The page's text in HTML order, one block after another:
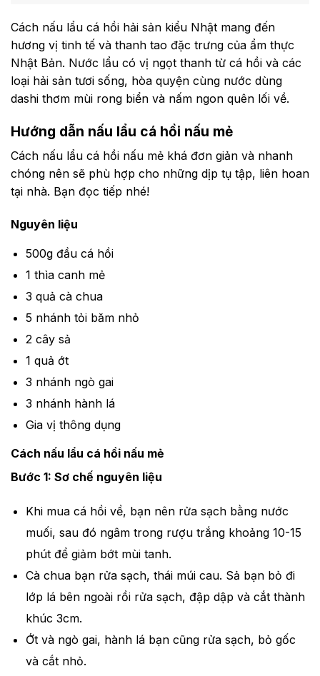
Cách nấu lẩu cá hồi hải sản kiểu Nhật mang đến
hương vị tinh tế và thanh tao đặc trưng của ẩm thực
Nhật Bản. Nước lẩu có vị ngọt thanh từ cá hồi và các
loại hải sản tươi sống, hòa quyện cùng nước dùng
dashi thơm mùi rong biển và nấm ngon quên lối về.
Hướng dẫn nấu lẩu cá hồi nấu mẻ
Cách nấu lẩu cá hồi nấu mẻ khá đơn giản và nhanh
chóng nên sẽ phù hợp cho những dịp tụ tập, liên hoan
tại nhà. Bạn đọc tiếp nhé!
Nguyên liệu
500g đầu cá hồi
1 thìa canh mẻ
3 quả cà chua
5 nhánh tỏi băm nhỏ
2 cây sả
1 quả ớt
3 nhánh ngò gai
3 nhánh hành lá
Gia vị thông dụng
Cách nấu lẩu cá hồi nấu mẻ
Bước 1: Sơ chế nguyên liệu
Khi mua cá hồi về, bạn nên rửa sạch bằng nước
muối, sau đó ngâm trong rượu trắng khoảng 10-15
phút để giảm bớt mùi tanh.
Cà chua bạn rửa sạch, thái múi cau. Sả bạn bỏ đi
lớp lá bên ngoài rồi rửa sạch, đập dập và cắt thành
khúc 3cm.
Ớt và ngò gai, hành lá bạn cũng rửa sạch, bỏ gốc
và cắt nhỏ.